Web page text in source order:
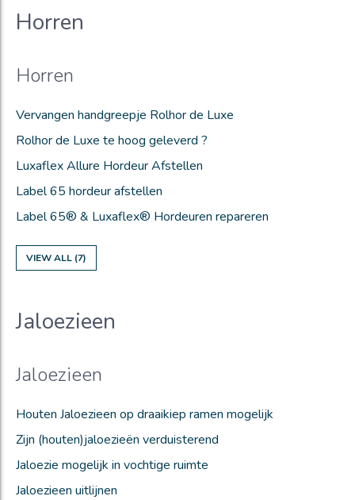
Horren
Horren
Vervangen handgreepje Rolhor de Luxe
Rolhor de Luxe te hoog geleverd ?
Luxaflex Allure Hordeur Afstellen
Label 65 hordeur afstellen
Label 65® & Luxaflex® Hordeuren repareren
VIEW ALL (7)
Jaloezieen
Jaloezieen
Houten Jaloezieen op draaikiep ramen mogelijk
Zijn (houten)jaloezieën verduisterend
Jaloezie mogelijk in vochtige ruimte
Jaloezieen uitlijnen